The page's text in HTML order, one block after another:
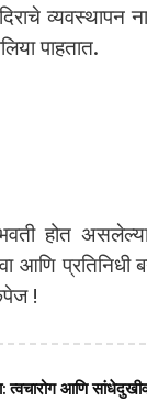
व्यवस्थापन
पाहतात.
होत
आणि प्रतिनिधी
!
त्वचारोग आणि